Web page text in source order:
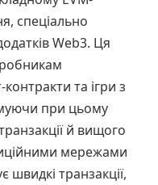
спеціально
Web3. Ця
та ігри з
при цьому
й вищого
мережами
транзакції,